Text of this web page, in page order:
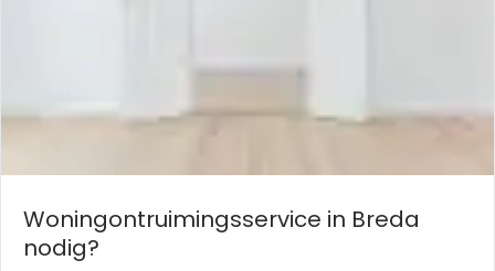
Woningontruimingsservice in Breda
nodig?